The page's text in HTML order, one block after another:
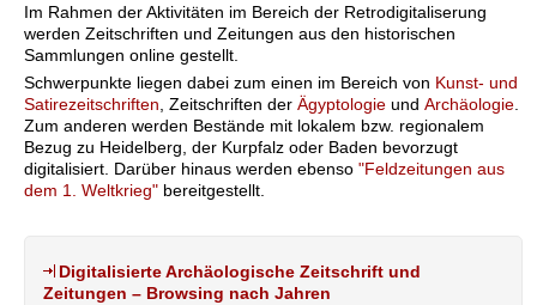
Im Rahmen der Aktivitäten im Bereich der Retrodigitaliserung
werden Zeitschriften und Zeitungen aus den historischen
Sammlungen online gestellt.
Schwerpunkte liegen dabei zum einen im Bereich von Kunst- und
Satirezeitschriften , Zeitschriften der Ägyptologie und Archäologie
Zum anderen werden Bestände mit lokalem bzw. regionalem
Bezug zu Heidelberg, der Kurpfalz oder Baden bevorzugt
digitalisiert. Darüber hinaus werden ebenso "Feldzeitungen aus
dem 1. Weltkrieg" bereitgestellt.
Digitalisierte Archäologische Zeitschrift und
Zeitungen – Browsing nach Jahren